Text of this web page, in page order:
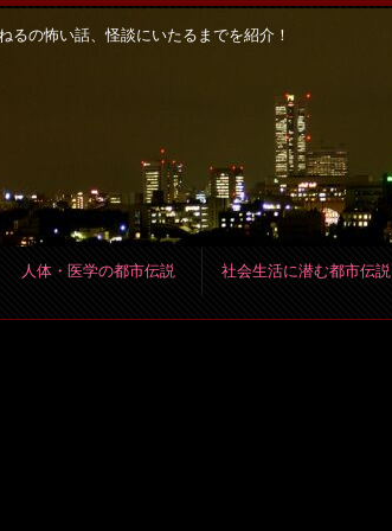
るの怖い話、怪談にいたるまでを紹介！
人体・医学の都市伝説 社会生活に潜む都市伝説